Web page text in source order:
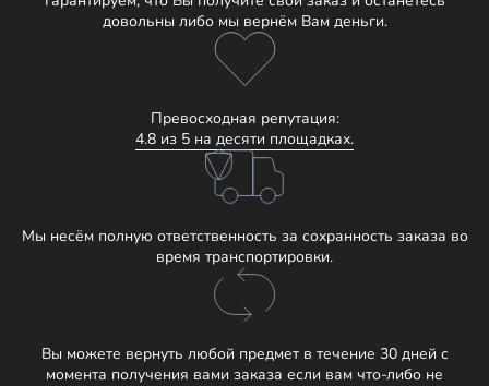
довольны либо мы вернём Вам деньги.
Превосходная репутация:
4.8 из 5 на десяти площадках.
Мы несём полную ответственность за сохранность заказа во
время транспортировки.
Вы можете вернуть любой предмет в течение 30 дней с
момента получения вами заказа если вам что-либо не